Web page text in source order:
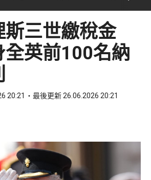
斯三世繳稅金
英前100名納
20:21 最後更新 26.06.2026 20:21